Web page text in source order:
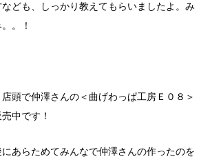
ども、しっかり教えてもらいましたよ。み
。！
頭で仲澤さんの＜曲げわっぱ工房Ｅ０８＞
中です！
あらためてみんなで仲澤さんの作ったのを